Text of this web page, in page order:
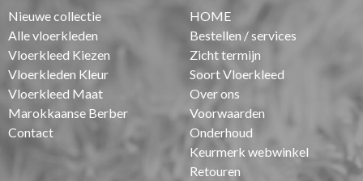
Nieuwe collectie
Alle vloerkleden
Vloerkleed Kiezen
Vloerkleden Kleur
Vloerkleed Maat
Marokkaanse Berber
Contact
HOME
Bestellen / services
Zicht termijn
Soort Vloerkleed
Over ons
Voorwaarden
Onderhoud
Keurmerk webwinkel
Retouren